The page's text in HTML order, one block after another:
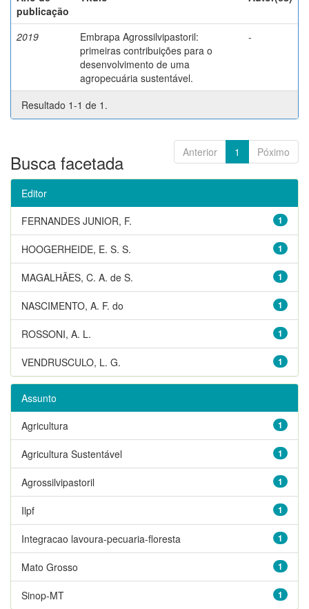
publicação
2019
Embrapa Agrossilvipastoril:
primeiras contribuições para o
desenvolvimento de uma
agropecuária sustentável.
-
Resultado 1-1 de 1.
Anterior 1 Póximo
Busca facetada
Editor
1
FERNANDES JUNIOR, F.
1
HOOGERHEIDE, E. S. S.
1
MAGALHÃES, C. A. de S.
1
NASCIMENTO, A. F. do
1
ROSSONI, A. L.
1
VENDRUSCULO, L. G.
Assunto
1
Agricultura
1
Agricultura Sustentável
1
Agrossilvipastoril
1
Ilpf
1
Integracao lavoura-pecuaria-floresta
1
Mato Grosso
1
Sinop-MT